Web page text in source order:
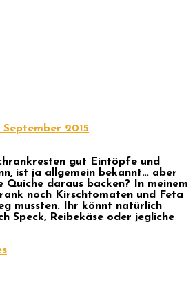
September 2015
gut Eintöpfe und
ist ja allgemein bekannt… aber
Quiche daraus backen? In meinem
noch Kirschtomaten und Feta
mussten. Ihr könnt natürlich
Speck, Reibekäse oder jegliche